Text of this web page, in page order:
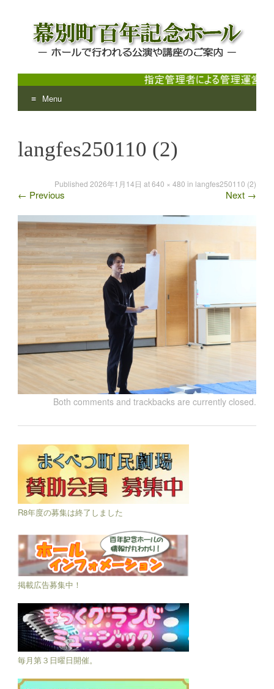
幕別町百年記念ホール
ホールで行われる公演や講座のご案内
Menu
content
langfes250110 (2)
Published 2026年1月14日 at640 × 480 in langfes250110 (2)
← Previous Next →
Both comments and trackbacks are currently closed.
R8年度の募集は終了しました
掲載広告募集中！
毎月第３日曜日開催。